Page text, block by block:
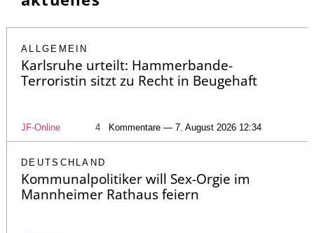
ALLGEMEIN
Karlsruhe urteilt: Hammerbande-
Terroristin sitzt zu Recht in Beugehaft
JF-Online 4 Kommentare — 7. August 2026 12:34
DEUTSCHLAND
Kommunalpolitiker will Sex-Orgie im
Mannheimer Rathaus feiern